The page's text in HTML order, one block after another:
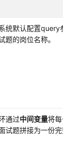
统默认配置query参
题的岗位名称。
通过中间变量将每一
试题拼接为一份完